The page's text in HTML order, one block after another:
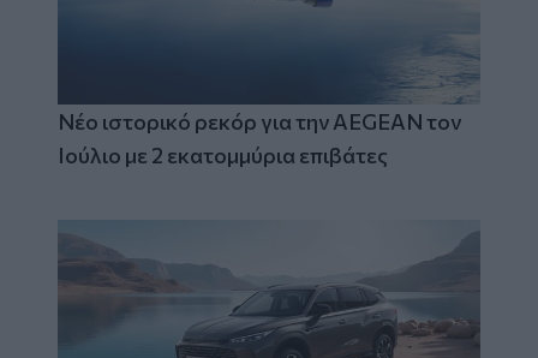
Νέο ιστορικό ρεκόρ για την AEGEAN τον
Ιούλιο με 2 εκατομμύρια επιβάτες